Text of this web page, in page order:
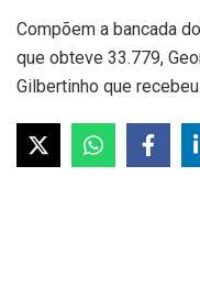
Compõem a bancada
que obteve 33.779,
Gilbertinho que